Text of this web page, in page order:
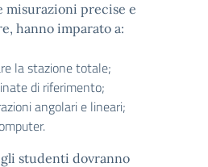
precise e
hanno imparato a:
la stazione totale;
di riferimento;
angolari e lineari;
studenti dovranno